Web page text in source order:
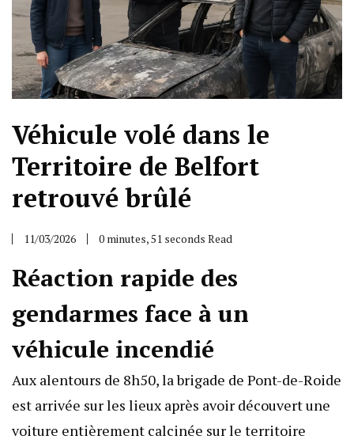
Véhicule volé dans le
Territoire de Belfort
retrouvé brûlé
11/03/2026 0 minutes, 51 seconds Read
Réaction rapide des
gendarmes face à un
véhicule incendié
Aux alentours de 8h50, la brigade de Pont-de-Roide
est arrivée sur les lieux après avoir découvert une
voiture entièrement calcinée sur le territoire